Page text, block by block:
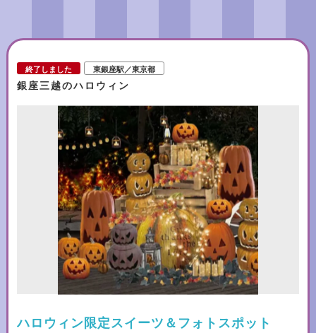
コール ～チョコレートムース タルト仕立て～
終了しました 東銀座駅／東京都
銀座三越のハロウィン
ハロウィン限定スイーツ＆フォトスポット